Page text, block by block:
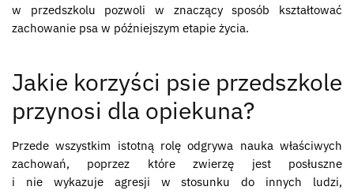
w przedszkolu pozwoli w znaczący sposób kształtować
zachowanie psa w późniejszym etapie życia.
Jakie korzyści psie przedszkole
przynosi dla opiekuna?
Przede wszystkim istotną rolę odgrywa nauka właściwych
zachowań, poprzez które zwierzę jest posłuszne
i nie wykazuje agresji w stosunku do innych ludzi,